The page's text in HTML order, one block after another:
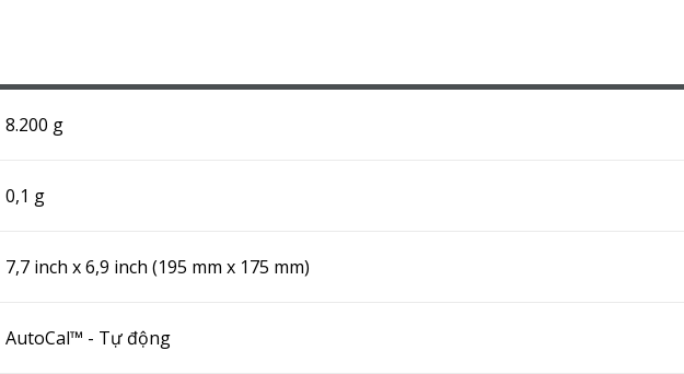
8.200 g
0,1 g
7,7 inch x 6,9 inch (195 mm x 175 mm)
AutoCal™ - Tự động